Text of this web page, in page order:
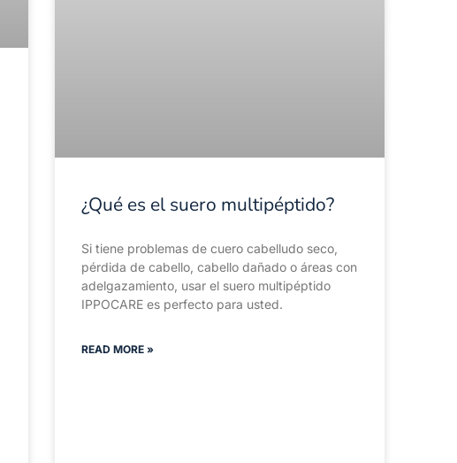
¿Qué es el suero multipéptido?
Si tiene problemas de cuero cabelludo seco,
pérdida de cabello, cabello dañado o áreas con
adelgazamiento, usar el suero multipéptido
IPPOCARE es perfecto para usted.
READ MORE »